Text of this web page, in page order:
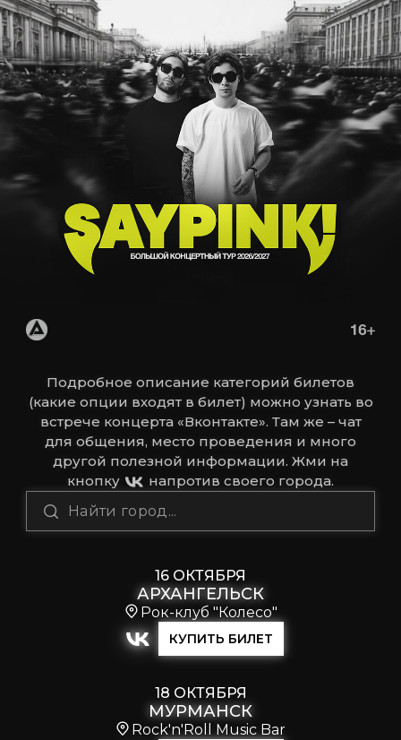
Подробное описание категорий билетов
(какие опции входят в билет) можно узнать во
встрече концерта «Вконтакте». Там же – чат
для общения, место проведения и много
другой полезной информации. Жми на
кнопку
напротив своего города.
16 ОКТЯБРЯ
АРХАНГЕЛЬСК
Рок-клуб "Колесо"
КУПИТЬ БИЛЕТ
18 ОКТЯБРЯ
МУРМАНСК
Rock'n'Roll Music Bar